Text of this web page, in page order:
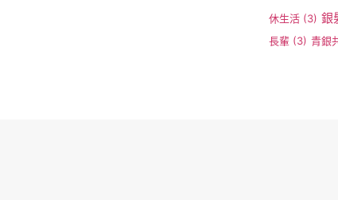
休生活 (3) 銀
長輩 (3) 青銀